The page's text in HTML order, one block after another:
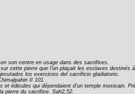
son centre en usage dans des sacrifices.
cette pierre que l'on plaçait les esclaves destinés
los exercicios del sacrificio gladiatorio.
II 101.
et édicules qui dépendaient d'un temple mexicain.
pierre du sacrifice. Sah2,52.